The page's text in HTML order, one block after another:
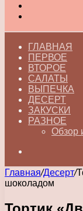
ГЛАВНАЯ
ПЕРВОЕ
ВТОРОЕ
САЛАТЫ
ВЫПЕЧКА
ДЕСЕРТ
ЗАКУСКИ
РАЗНОЕ
Обзор
Главная/Десерт/
шоколадом